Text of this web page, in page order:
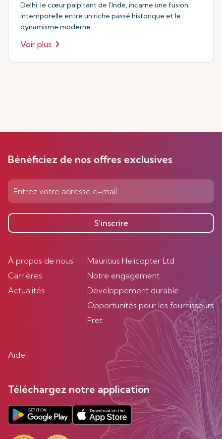
Delhi, le cœur palpitant de l'Inde, incarne une fusion
intemporelle entre un riche passé historique et le
dynamisme moderne.
Voir plus
Bénéficiez de nos offres exclusives
S’inscrire
À propos de nous
Carrières
Actualités
Mauritius Helicopter Ltd
Notre engagement
Developpement durable
Opportunités pour les fournisseurs
Fret
Aide
Téléchargez notre application